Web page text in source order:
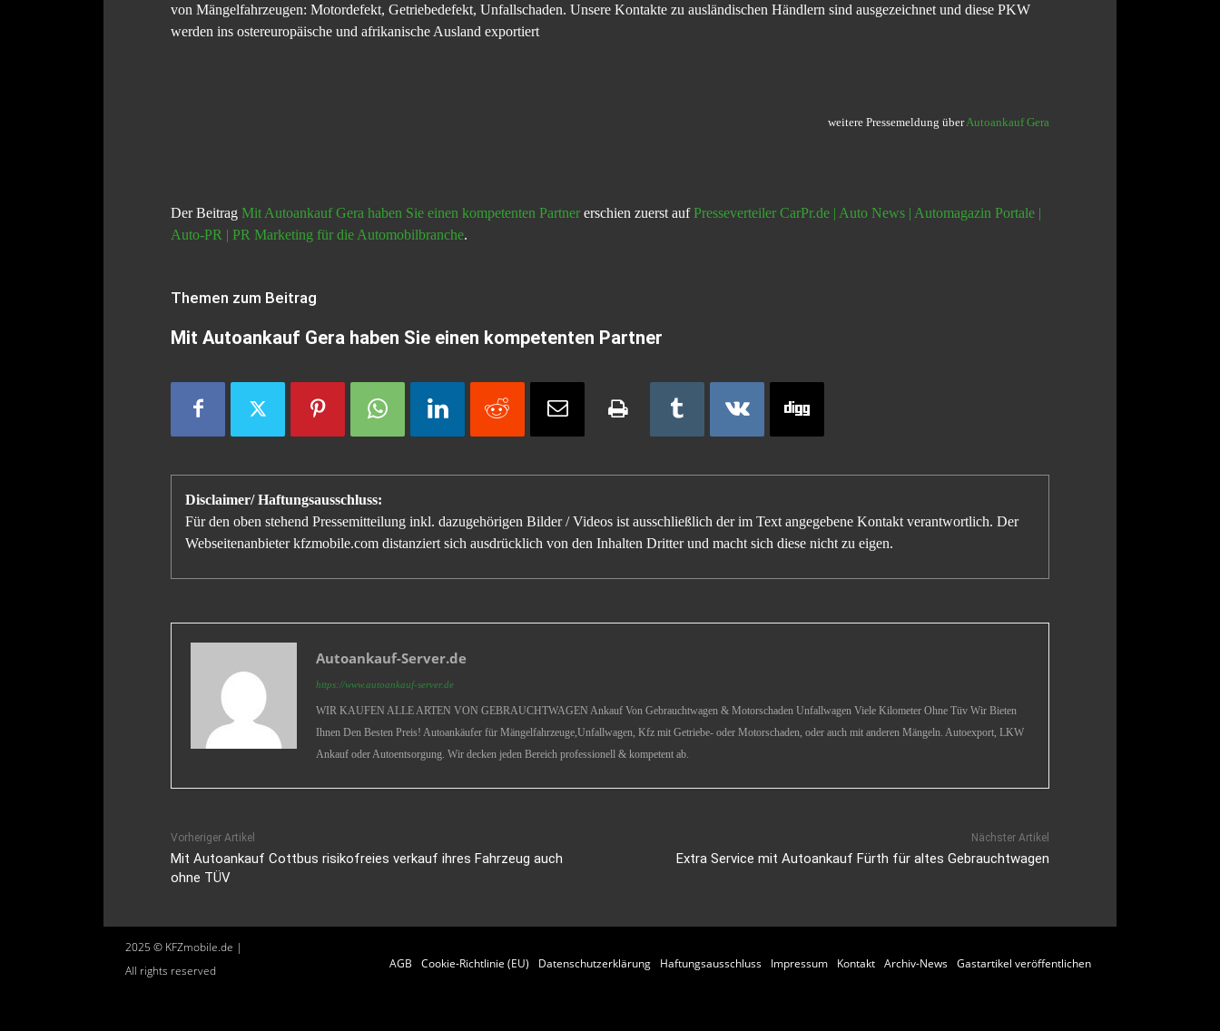
von Mängelfahrzeugen: Motordefekt, Getriebedefekt, Unfallschaden. Unsere Kontakte zu ausländischen Händlern sind ausgezeichnet und diese PKW
werden ins ostereuropäische und afrikanische Ausland exportiert
weitere Pressemeldung überAutoankauf Gera
Der Beitrag Mit Autoankauf Gera haben Sie einen kompetenten Partner erschien zuerst aufPresseverteiler CarPr.de | Auto News | Automagazin Portale |
Auto-PR | PR Marketing für die Automobilbranche.
Themen zum Beitrag
Mit Autoankauf Gera haben Sie einen kompetenten Partner
Disclaimer/ Haftungsausschluss:
Für den oben stehend Pressemitteilung inkl. dazugehörigen Bilder / Videos ist ausschließlich der im Text angegebene Kontakt verantwortlich. Der
Webseitenanbieter kfzmobile.com distanziert sich ausdrücklich von den Inhalten Dritter und macht sich diese nicht zu eigen.
Autoankauf-Server.de
https://www.autoankauf-server.de
WIR KAUFEN ALLE ARTEN VON GEBRAUCHTWAGEN Ankauf Von Gebrauchtwagen & Motorschaden Unfallwagen Viele Kilometer Ohne Tüv Wir Bieten
Ihnen Den Besten Preis! Autoankäufer für Mängelfahrzeuge,Unfallwagen, Kfz mit Getriebe- oder Motorschaden, oder auch mit anderen Mängeln. Autoexport, LKW
Ankauf oder Autoentsorgung. Wir decken jeden Bereich professionell & kompetent ab.
Vorheriger Artikel
Mit Autoankauf Cottbus risikofreies verkauf ihres Fahrzeug auch
ohne TÜV
Nächster Artikel
Extra Service mit Autoankauf Fürth für altes Gebrauchtwagen
2025 © KFZmobile.de |
All rights reserved
AGB Cookie-Richtlinie (EU) Datenschutzerklärung Haftungsausschluss Impressum Kontakt Archiv-News Gastartikel veröffentlichen